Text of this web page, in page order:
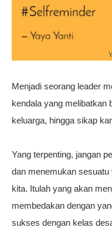
Menjadi seorang leader
kendala yang melibatkan
keluarga, hingga sikap
Yang terpenting, jangan
dan menemukan
kita. Itulah yang akan
membedakan dengan
sukses dengan kelas